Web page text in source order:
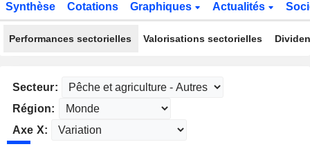
Synthèse Cotations Graphiques Actualités
Performances sectorielles Valorisations sectorielles
Secteur:
Région:
Axe X: